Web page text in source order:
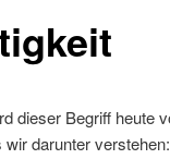
dieser Begriff heute
darunter verstehen: